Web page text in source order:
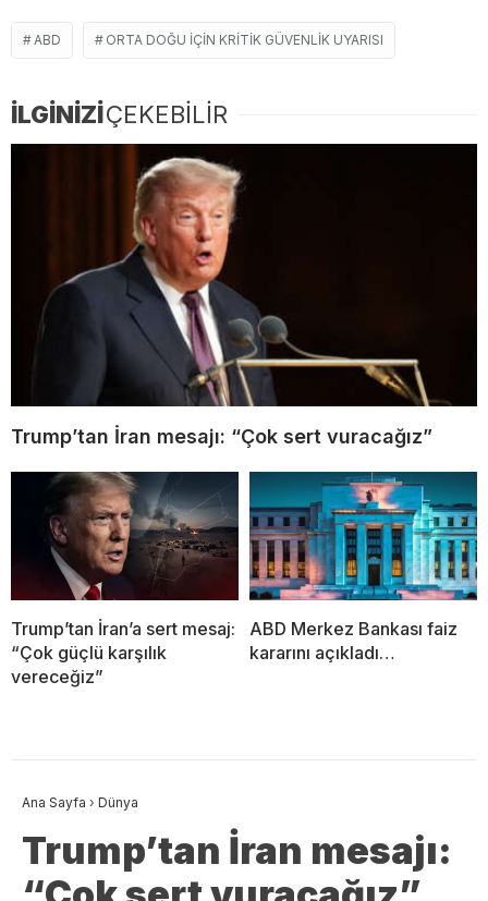
ABD ORTA DOĞU IÇIN KRITIK GÜVENLIK UYARISI
İLGİNİZİÇEKEBİLİR
Trump’tan İran mesajı: “Çok sert vuracağız”
Trump’tan İran’a sert mesaj:
“Çok güçlü karşılık
vereceğiz”
ABD Merkez Bankası faiz
kararını açıkladı…
Ana Sayfa › Dünya
Trump’tan İran mesajı: